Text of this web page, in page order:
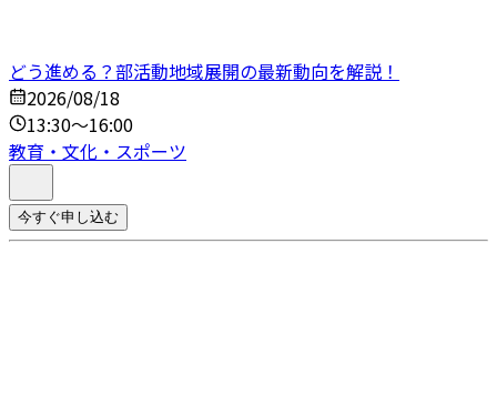
どう進める？部活動地域展開の最新動向を解説！
2026/08/18
13:30～16:00
教育・文化・スポーツ
今すぐ申し込む